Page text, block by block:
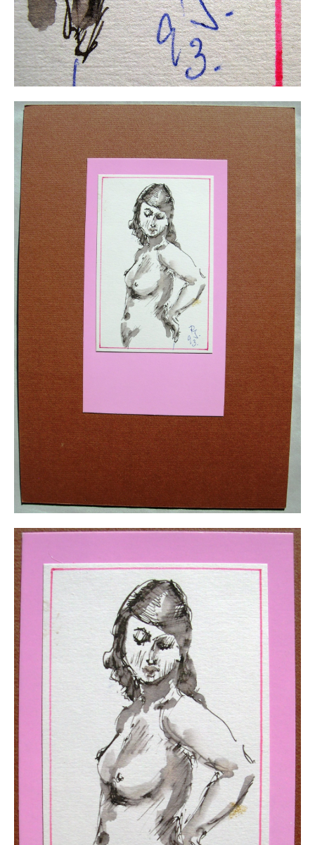
Buchempfehlungen
Richild Holt – Farbe und Linie
Theodor Zeller (1900-1986) Maler und
Visionär
Walter Becker (1893-1984) Malerei und Grafik
Der Maler Richard Sprick (1901-1976)
Suche
Über Uns
Kontakt
Publikationsliste
Über Uns
Impressum
Datenschutz
AGB
Widerruf